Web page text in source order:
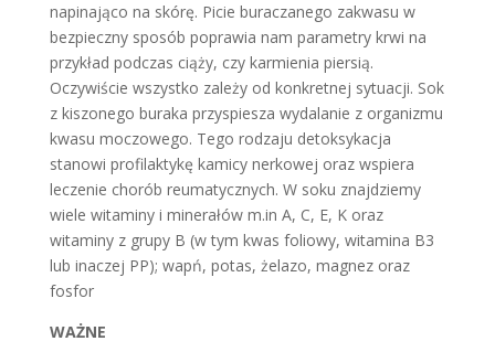
napinająco na skórę. Picie buraczanego zakwasu w
bezpieczny sposób poprawia nam parametry krwi na
przykład podczas ciąży, czy karmienia piersią.
Oczywiście wszystko zależy od konkretnej sytuacji. Sok
z kiszonego buraka przyspiesza wydalanie z organizmu
kwasu moczowego. Tego rodzaju detoksykacja
stanowi profilaktykę kamicy nerkowej oraz wspiera
leczenie chorób reumatycznych. W soku znajdziemy
wiele witaminy i minerałów m.in A, C, E, K oraz
witaminy z grupy B (w tym kwas foliowy, witamina B3
lub inaczej PP); wapń, potas, żelazo, magnez oraz
fosfor
WAŻNE